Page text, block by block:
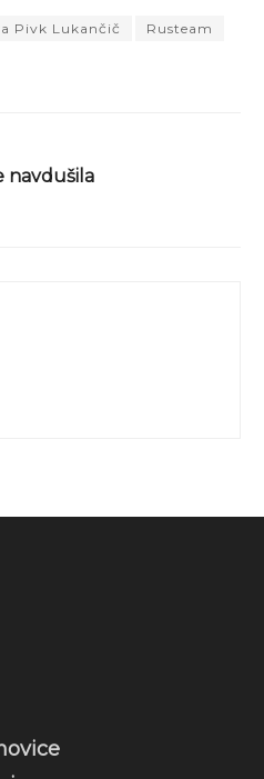
Pivk Lukančič
Rusteam
navdušila